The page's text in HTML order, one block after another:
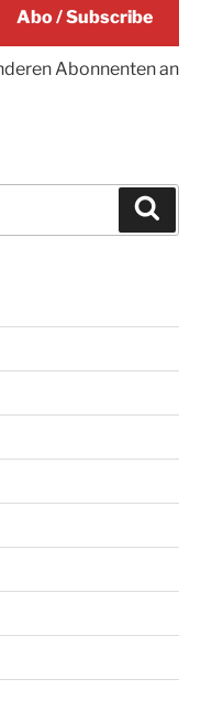
Abo / Subscribe
Abonnenten an